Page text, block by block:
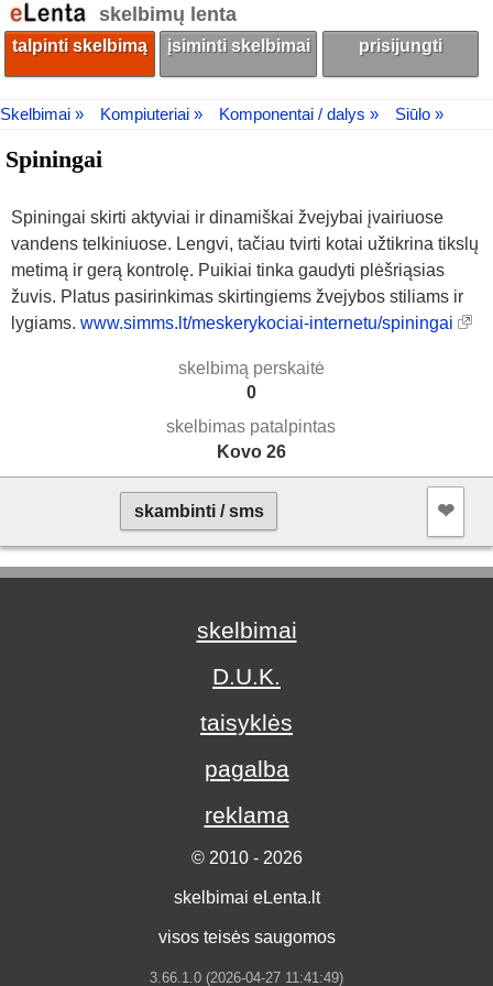
skelbimų lenta
talpinti skelbimą įsiminti skelbimai prisijungti
Skelbimai » Kompiuteriai » Komponentai / dalys » Siūlo »
Spiningai
Spiningai skirti aktyviai ir dinamiškai žvejybai įvairiuose
vandens telkiniuose. Lengvi, tačiau tvirti kotai užtikrina tikslų
metimą ir gerą kontrolę. Puikiai tinka gaudyti plėšriąsias
žuvis. Platus pasirinkimas skirtingiems žvejybos stiliams ir
lygiams. www.simms.lt/meskerykociai-internetu/spiningai
skelbimą perskaitė
0
skelbimas patalpintas
Kovo 26
skambinti / sms ❤︎
skelbimai
D.U.K.
taisyklės
pagalba
reklama
© 2010 - 2026
skelbimai eLenta.lt
visos teisės saugomos
3.66.1.0 (2026-04-27 11:41:49)